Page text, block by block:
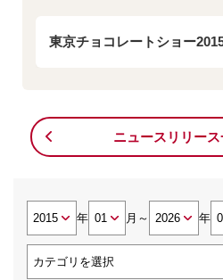
東京チョコレートショー
ニュースリリー
年 月 ～ 年